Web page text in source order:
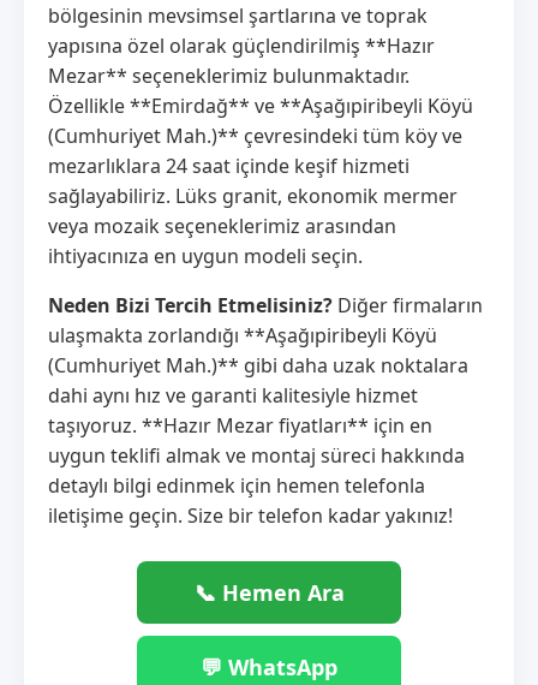
bölgesinin mevsimsel şartlarına ve toprak
yapısına özel olarak güçlendirilmiş **Hazır
Mezar** seçeneklerimiz bulunmaktadır.
Özellikle **Emirdağ** ve **Aşağıpiribeyli Köyü
(Cumhuriyet Mah.)** çevresindeki tüm köy ve
mezarlıklara 24 saat içinde keşif hizmeti
sağlayabiliriz. Lüks granit, ekonomik mermer
veya mozaik seçeneklerimiz arasından
ihtiyacınıza en uygun modeli seçin.
Neden Bizi Tercih Etmelisiniz? Diğer firmaların
ulaşmakta zorlandığı **Aşağıpiribeyli Köyü
(Cumhuriyet Mah.)** gibi daha uzak noktalara
dahi aynı hız ve garanti kalitesiyle hizmet
taşıyoruz. **Hazır Mezar fiyatları** için en
uygun teklifi almak ve montaj süreci hakkında
detaylı bilgi edinmek için hemen telefonla
iletişime geçin. Size bir telefon kadar yakınız!
📞 Hemen Ara
💬 WhatsApp